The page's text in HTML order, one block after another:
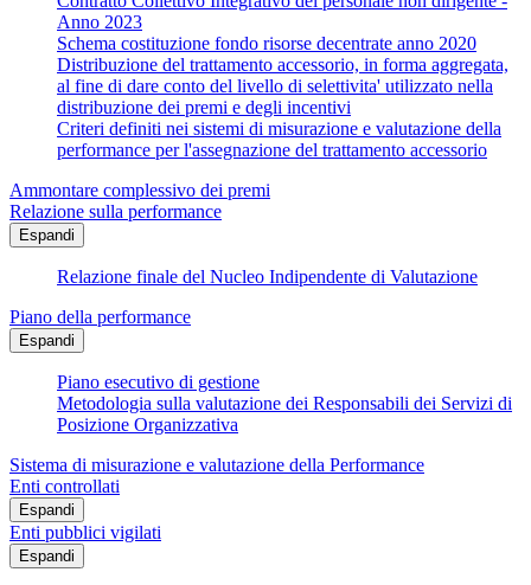
Anno 2023
Schema costituzione fondo risorse decentrate anno 2020
Distribuzione del trattamento accessorio, in forma aggregata,
al fine di dare conto del livello di selettivita' utilizzato nella
distribuzione dei premi e degli incentivi
Criteri definiti nei sistemi di misurazione e valutazione della
performance per l'assegnazione del trattamento accessorio
Ammontare complessivo dei premi
Relazione sulla performance
Espandi
Relazione finale del Nucleo Indipendente di Valutazione
Piano della performance
Espandi
Piano esecutivo di gestione
Metodologia sulla valutazione dei Responsabili dei Servizi di
Posizione Organizzativa
Sistema di misurazione e valutazione della Performance
Enti controllati
Espandi
Enti pubblici vigilati
Espandi